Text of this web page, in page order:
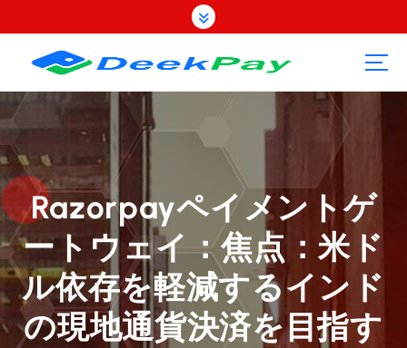
ン
ツ
キ
ッ
プ
Razorpayペイメントゲ
ートウェイ：焦点：米ド
ル依存を軽減するインド
の現地通貨決済を目指す